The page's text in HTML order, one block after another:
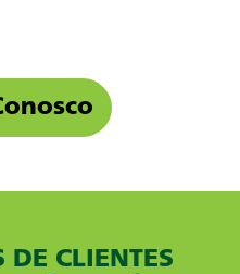
DE CLIENTES